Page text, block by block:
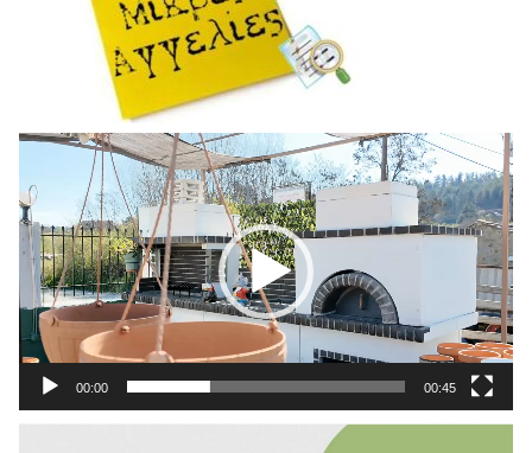
Πρόγραμμα
Αναπαραγωγής
Βίντεο
00:00 00:45